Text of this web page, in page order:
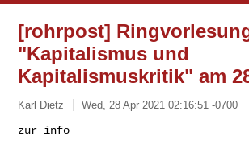
[rohrpost]
"Kapitalismus und
Kapitalismuskritik" am
Karl Dietz Wed, 28 Apr 2021 02:16:51 -0700